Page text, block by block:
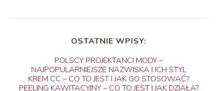
OSTATNIE WPISY:
POLSCY PROJEKTANCI MODY –
NAJPOPULARNIEJSZE NAZWISKA I ICH STYL
KREM CC – CO TO JEST I JAK GO STOSOWAĆ?
PEELING KAWITACYJNY – CO TO JEST I JAK DZIAŁA?